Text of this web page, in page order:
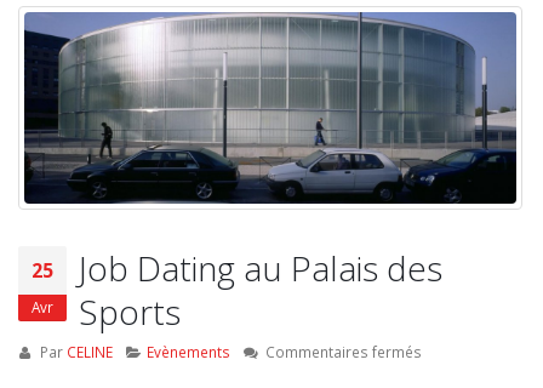
25
Avr
Job Dating au Palais des
Sports
Par CELINE Evènements Commentaires fermés